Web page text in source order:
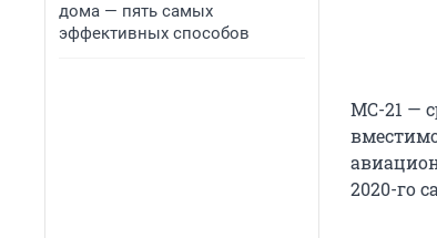
дома — пять самых
эффективных способов
МС-21 —
2020-го